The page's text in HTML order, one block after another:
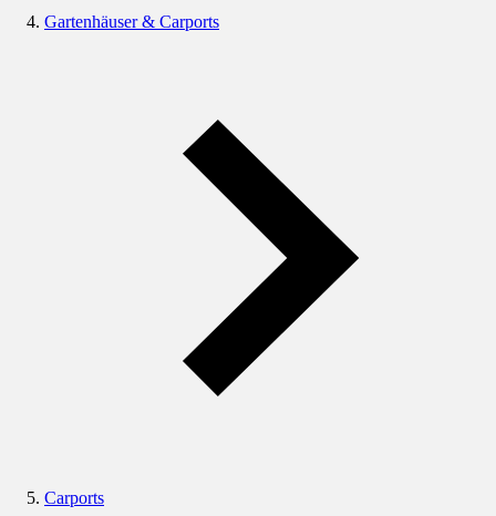
Gartenhäuser & Carports
Carports